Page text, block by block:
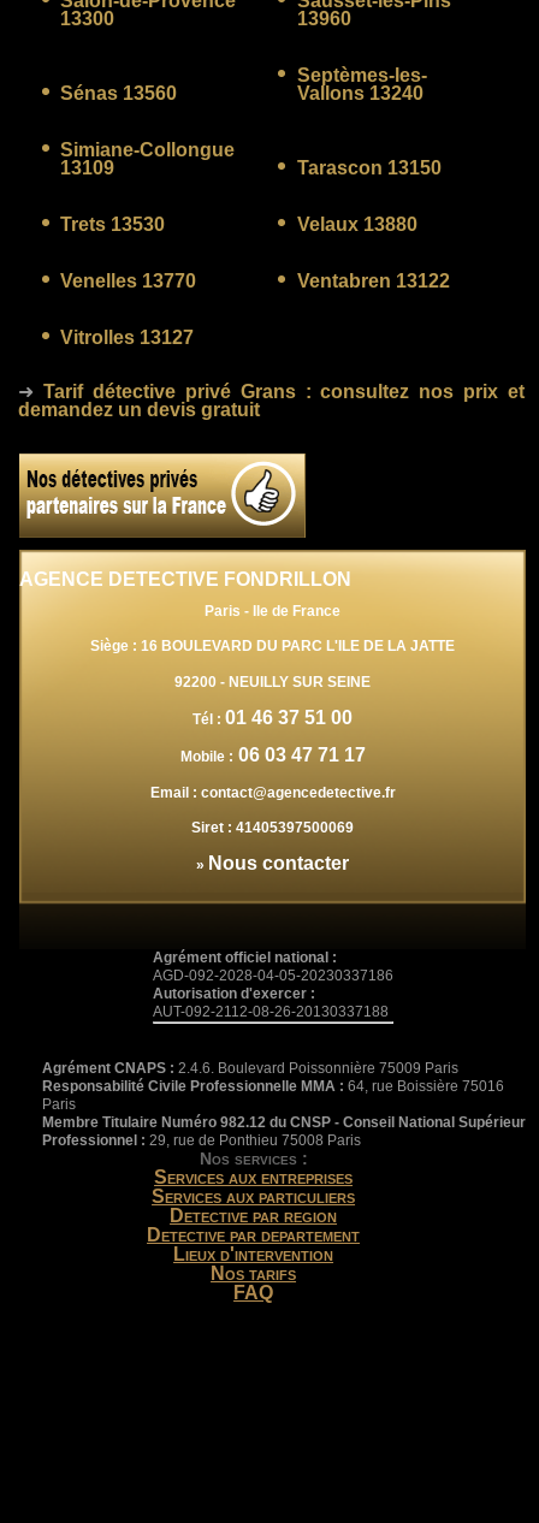
13300
13960
Sénas 13560
Septèmes-les-
Vallons 13240
Simiane-Collongue
13109
Tarascon 13150
Trets 13530 Velaux 13880
Venelles 13770 Ventabren 13122
Vitrolles 13127
➜ Tarif détective privé Grans: consultez nos prix et
demandez un devis gratuit
AGENCE DETECTIVE FONDRILLON
Paris - Ile de France
Siège : 16 BOULEVARD DU PARC L'ILE DE LA JATTE
92200 -NEUILLY SUR SEINE
Tél : 01 46 37 51 00
Mobile : 06 03 47 71 17
Email : contact@agencedetective.fr
Siret : 41405397500069
» Nous contacter
Agrément officiel national :
AGD-092-2028-04-05-20230337186
Autorisation d'exercer :
AUT-092-2112-08-26-20130337188
Agrément CNAPS : 2.4.6. Boulevard Poissonnière 75009 Paris
Responsabilité Civile Professionnelle MMA : 64, rue Boissière 75016
Paris
Membre Titulaire Numéro 982.12 du CNSP - Conseil National Supérieur
Professionnel : 29, rue de Ponthieu 75008 Paris
Nos services :
Services aux entreprises
Services aux particuliers
Detective par region
Detective par departement
Lieux d'intervention
Nos tarifs
FAQ